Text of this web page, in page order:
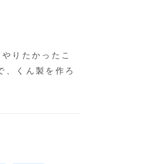
りたかったこ
、くん製を作ろ